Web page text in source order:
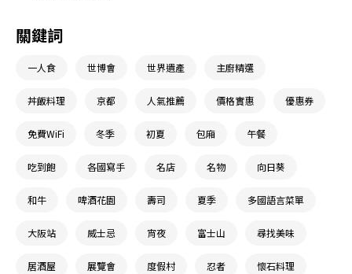
關鍵詞
一人食 世博會 世界遺產 主廚精選
丼飯料理 京都 人氣推薦 價格實惠 優惠券
免費WiFi 冬季 初夏 包廂 午餐
吃到飽 各國寫手 名店 名物 向日葵
和牛 啤酒花園 壽司 夏季 多國語言菜單
大阪站 威士忌 宵夜 富士山 尋找美味
居酒屋 展覽會 度假村 忍者 懷石料理